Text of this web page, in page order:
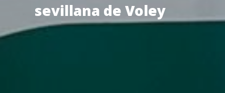
sevillana de Voley